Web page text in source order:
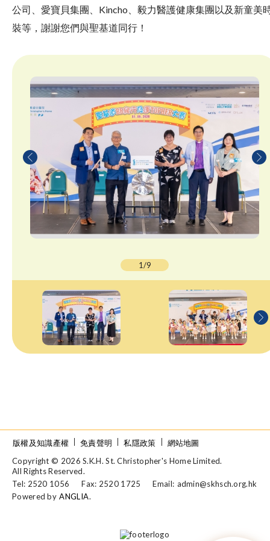
公司、愛寶貝集團、Kincho、毅力醫護健康集團以及新童美
裝等，謝謝您們與聖基道同行！
1/9
版權及知識產權 免責聲明 私隱政策
網站地圖
Copyright © 2026 S.K.H. St. Christopher's Home Limited.
All Rights Reserved.
Tel: 2520 1056
Fax: 2520 1725 Email: admin@skhsch.org.hk
Powered by ANGLIA.